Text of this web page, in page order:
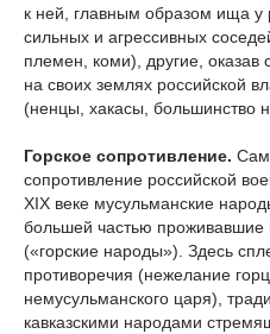
к ней, главным образом ища у
сильных и агрессивных
племен, коми), другие, оказав
на своих землях российской
(ненцы, хакасы, большинство
Горское сопротивление.
сопротивление российской
XIX веке мусульманские
большей частью проживавшие
(«горские народы»). Здесь
противоречия (нежелание
немусульманского царя),
кавказскими народами